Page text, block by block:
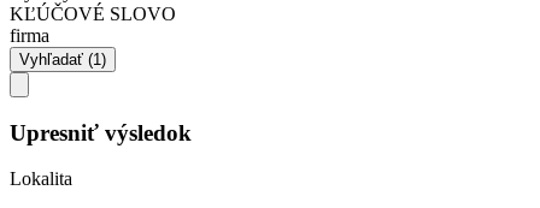
KĽÚČOVÉ SLOVO
firma
Upresniť výsledok
Lokalita